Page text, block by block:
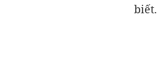
biết.